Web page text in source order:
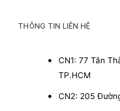
THÔNG TIN LIÊN HỆ
CN1: 77 Tân
TP.HCM
CN2: 205